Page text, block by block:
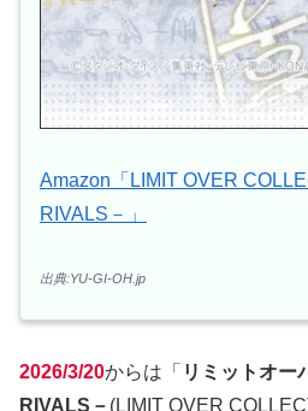
Amazon「LIMIT OVER
RIVALS－」
出典:YU-GI-OH.jp
2026/3/20からは「 リミットオー
RIVALS－ (LIMIT OVER